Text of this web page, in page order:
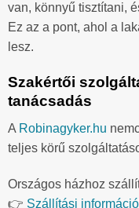
van, könnyű tisztítani,
Ez az a pont, ahol a
lesz.
Szakértői
tanácsadás
A Robinagyker.hu
teljes körű
Országos házhoz
👉 Szállítási